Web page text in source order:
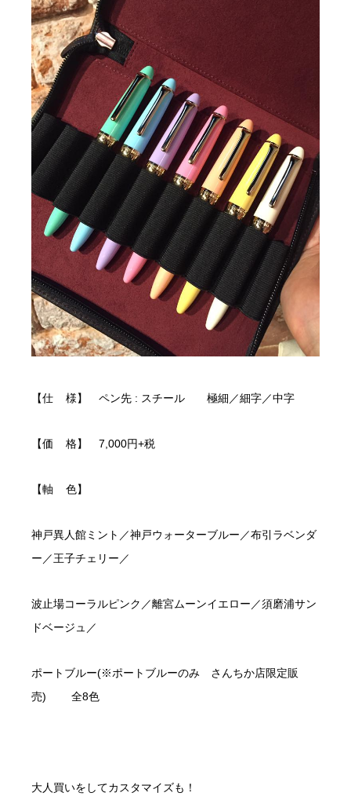
【仕 様】 ペン先 : スチール 極細／細字／中字
【価 格】 7,000円+税
【軸 色】
神戸異人館ミント／神戸ウォーターブルー／布引ラベンダ
ー／王子チェリー／
波止場コーラルピンク／離宮ムーンイエロー／須磨浦サン
ドベージュ／
ポートブルー(※ポートブルーのみ さんちか店限定販
売) 全8色
大人買いをしてカスタマイズも！